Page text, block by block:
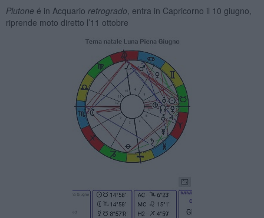
Plutone é in Acquario retrogrado, entra in Capricorno il 10 giugno,
riprende moto diretto l’11 ottobre